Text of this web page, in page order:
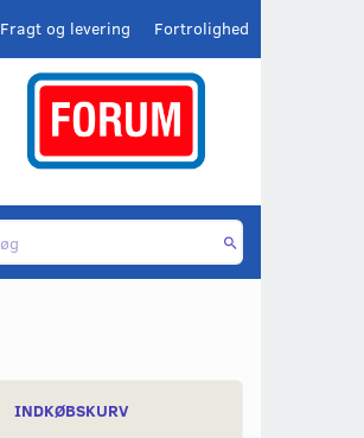
Fortrolighed
Fragt og levering
INDKØBSKURV